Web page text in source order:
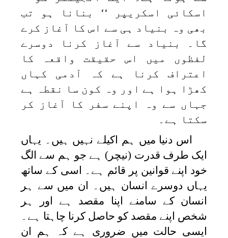
اسکائی اسکریپر ‘‘ بنانا ہو تب
بھی وہ بنیاد ہی سے اس کا آغاز کرے
گا۔ بنیاد سے آغاز کرنا دوسرے
لفظوں میں اس حقیقت واقعہ کا
اعتراف کرنا ہے کہ آدمی کہاں
کھڑا ہوا ہے اور وہ کون سا نقطہ ہے
جہاں سے وہ اپنے سفر کا آغاز کر
سکتا ہے۔
اس دنیا میں ہم اکیلے نہیں ہیں۔ یہاں
ایک طرف قدرت (نیچر) ہے جو ہم سے الگ
خود اپنے قوانین پر قائم ہے۔ اسی کے ساتھ
یہاں دوسرے انسان ہیں۔ ان میں سے ہر
انسان کے سامنے اپنا مقصد ہے اور ہر
شخص اپنے مقصد کو حاصل کرنا چاہتا ہے۔
ایسی حالت میں ضروری ہے کہ ہم ان